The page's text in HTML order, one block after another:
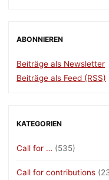
ABONNIEREN
Beiträge als Newsletter
Beiträge als Feed (RSS)
KATEGORIEN
Call for … (535)
Call for contributions